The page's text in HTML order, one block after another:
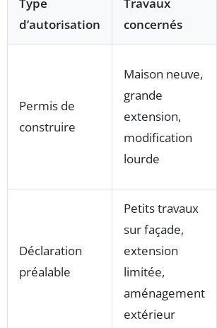
d’autorisation
concernés
Permis de
construire
Maison neuve,
grande
extension,
modification
lourde
Déclaration
préalable
Petits travaux
sur façade,
extension
limitée,
aménagement
extérieur